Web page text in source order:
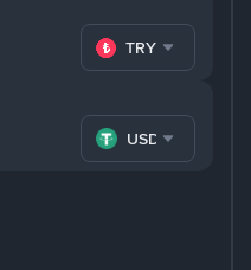
TRY
USDT